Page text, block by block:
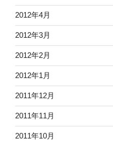
2012年4月
2012年3月
2012年2月
2012年1月
2011年12月
2011年11月
2011年10月